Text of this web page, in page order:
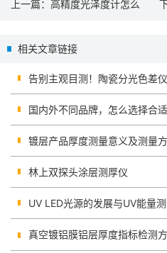
上一篇： 高精度光泽度计怎么
相关文章链接
告别主观目测！陶瓷分光色差
国内外不同品牌，怎么选择合
镀层产品厚度测量意义及测量
林上双探头涂层测厚仪
UV LED光源的发展与UV能量
真空镀铝膜铝层厚度指标检测